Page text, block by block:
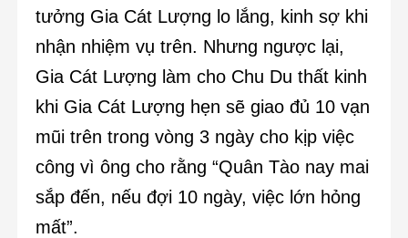
tưởng Gia Cát Lượng lo lắng, kinh sợ khi
nhận nhiệm vụ trên. Nhưng ngược lại,
Gia Cát Lượng làm cho Chu Du thất kinh
khi Gia Cát Lượng hẹn sẽ giao đủ 10 vạn
mũi trên trong vòng 3 ngày cho kịp việc
công vì ông cho rằng “Quân Tào nay mai
sắp đến, nếu đợi 10 ngày, việc lớn hỏng
mất”.